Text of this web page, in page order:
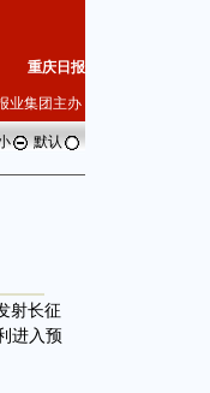
重庆日报
业集团主办
默认
射长征
进入预